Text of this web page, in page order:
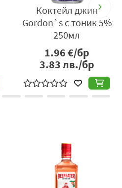
Коктейл джин
Gordon`s с тоник 5%
250мл
1.96€/бр
3.83лв./бр